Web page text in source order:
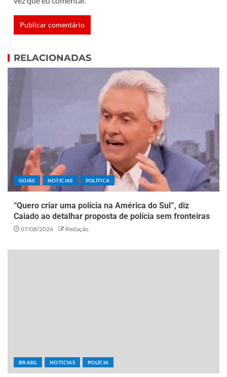
RELACIONADAS
GOIÁS NOTÍCIAS POLÍTICA
“Quero criar uma polícia na América do Sul”, diz
Caiado ao detalhar proposta de polícia sem fronteiras
07/08/2026 Redação
BRASIL NOTÍCIAS POLÍCIA